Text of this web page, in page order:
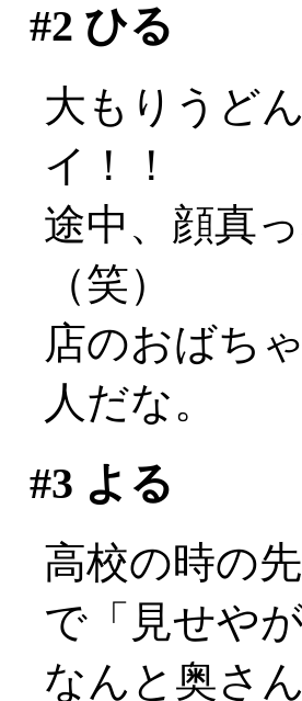
#2 ひる
大もりうど
イ！！
途中、顔真
（笑）
店のおばち
人だな。
#3 よる
高校の時の
で「見せや
なんと奥さ